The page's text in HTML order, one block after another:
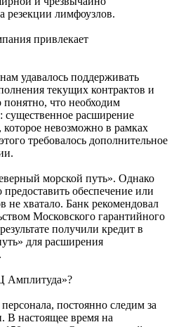
резекции лимфоузлов.
привлекает
удавалось поддерживать
текущих контрактов и
понятно, что необходим
расширение
которое невозможно в рамках
требовалось дополнительное
морской путь». Однако
обеспечение или
не хватало. Банк рекомендовал
Московского гарантийного
получили кредит в
для расширения
Амплитуда»?
постоянно следим за
настоящее время на